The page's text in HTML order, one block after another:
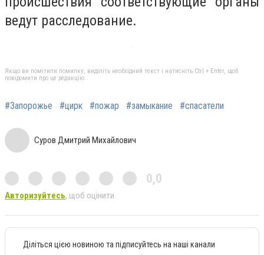
ведут расследование.
Якщо ви помітили помилку, виділіть необхідний текст і натисніть Ctrl + Enter, щоб
повідомити про це редакцію
#Запорожье #цирк #пожар #замыкание #спасатели
Суров Дмитрий Михайлович
0,0
Авторизуйтесь, щоб оцінити
Діліться цією новиною та підписуйтесь на наші канали